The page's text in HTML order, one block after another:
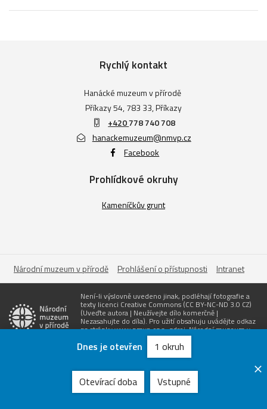
Dnes je otevřen 1 okruh
Otevírací doba Vstupné
Rychlý kontakt
Hanácké muzeum v přírodě
Příkazy 54, 783 33, Příkazy
+420778 740 708
hanackemuzeum@nmvp.cz
Facebook
Prohlídkové okruhy
Kameníčkův grunt
Národní muzeum v přírodě Prohlášení o přístupnosti Intranet
Není-li výslovně uvedeno jinak, podléhají fotografie a
texty licenci Creative Commons (CC BY-NC-ND 3.0 CZ)
(Uveďte autora | Neužívejte dílo komerčně |
Nezasahujte do díla). Pro užití obsahuju uvádějte odkaz
na stránky www.nmvp.cz a „zdroj: Národní muzeum v
Zřizovatel
Vytvořil